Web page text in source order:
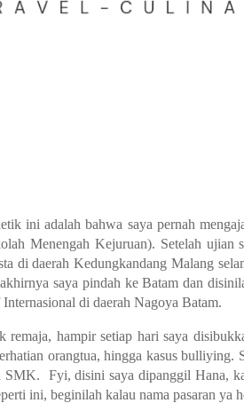
ini adalah bahwa saya pernah
Menengah Kejuruan). Setelah
di daerah Kedungkandang Malang
saya pindah ke Batam dan
di daerah Nagoya Batam.
hampir setiap hari saya
orangtua, hingga kasus bulliying.
SMK.
Fyi, disini saya dipanggil Hana,
ini, beginilah kalau nama pasaran ya